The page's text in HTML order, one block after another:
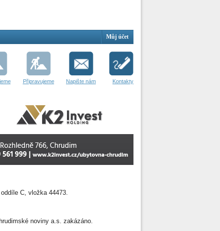
Můj účet
Připravujeme Napište nám Kontakty
C, vložka 44473.
noviny a.s. zakázáno.